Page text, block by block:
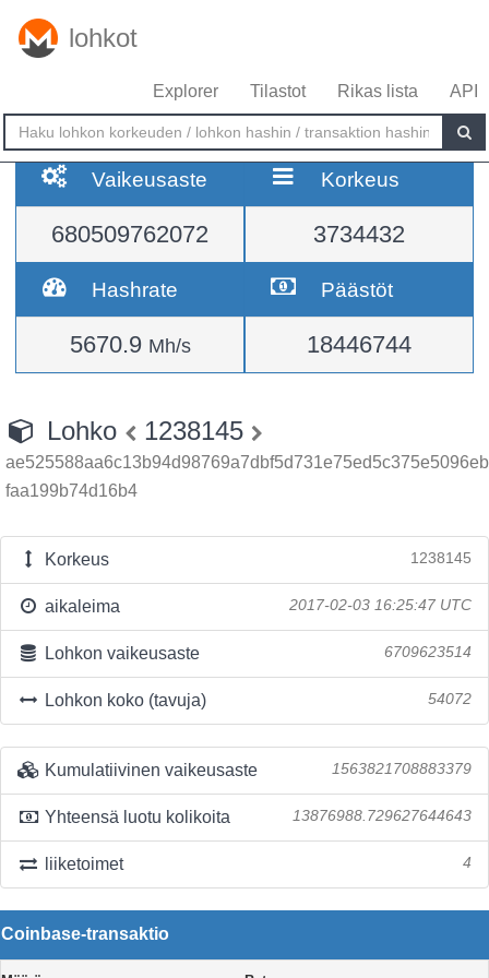
lohkot
Explorer Tilastot Rikas lista API
Vaikeusaste
680509762072
Korkeus
3734432
Hashrate
5670.9 Mh/s
Päästöt
18446744
Lohko 1238145
ae525588aa6c13b94d98769a7dbf5d731e75ed5c375e5096eb
faa199b74d16b4
Korkeus 1238145
aikaleima 2017-02-03 16:25:47 UTC
Lohkon vaikeusaste 6709623514
Lohkon koko (tavuja) 54072
Kumulatiivinen vaikeusaste 1563821708883379
Yhteensä luotu kolikoita 13876988.729627644643
liiketoimet 4
Coinbase-transaktio